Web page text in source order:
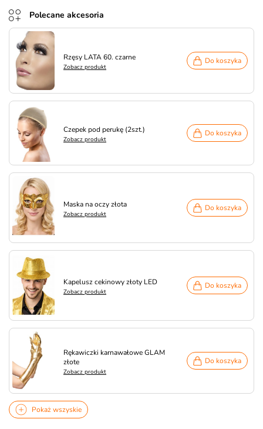
Polecane akcesoria
Rzęsy LATA 60. czarne
Zobacz produkt
Do koszyka
Czepek pod perukę (2szt.)
Zobacz produkt
Do koszyka
Maska na oczy złota
Zobacz produkt
Do koszyka
Kapelusz cekinowy złoty LED
Zobacz produkt
Do koszyka
Rękawiczki karnawałowe GLAM
złote
Zobacz produkt
Do koszyka
Pokaż wszyskie